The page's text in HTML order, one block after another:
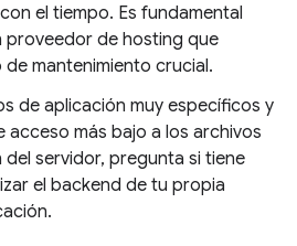
el tiempo. Es fundamental
proveedor de hosting que
mantenimiento crucial.
de aplicación muy específicos y
acceso más bajo a los archivos
servidor, pregunta si tiene
el backend de tu propia